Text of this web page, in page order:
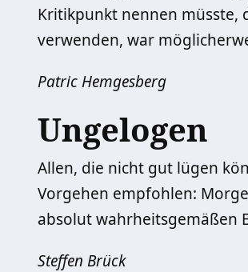
Kritikpunkt nennen müsste,
verwenden, war
Patric Hemgesberg
Ungelogen
Allen, die nicht gut lügen
Vorgehen empfohlen:
absolut wahrheitsgemäßen
Steffen Brück